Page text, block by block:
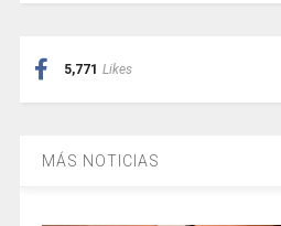
5,771 Likes
MÁS NOTICIAS